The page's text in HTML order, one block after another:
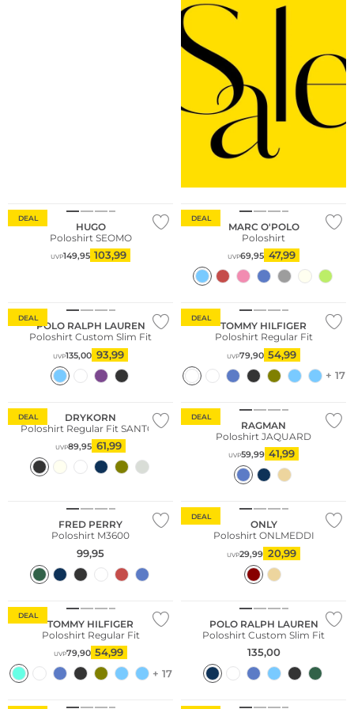
DEAL
HUGO
Poloshirt SEOMO
UVP149,95 103,99
DEAL
Nachhaltig
MARC O'POLO
Poloshirt
UVP69,95 47,99
DEAL
POLO RALPH LAUREN
Poloshirt Custom Slim Fit
UVP135,00 93,99
DEAL
Nachhaltig
TOMMY HILFIGER
Poloshirt Regular Fit
UVP79,90 54,99
+ 17
DEAL
DRYKORN
Poloshirt Regular Fit SANTOS
UVP89,95 61,99
DEAL
RAGMAN
Poloshirt JAQUARD
UVP59,99 41,99
FRED PERRY
Poloshirt M3600
99,95
DEAL
ONLY
Poloshirt ONLMEDDI
UVP29,99 20,99
DEAL
Nachhaltig
TOMMY HILFIGER
Poloshirt Regular Fit
UVP79,90 54,99
+ 17
POLO RALPH LAUREN
Poloshirt Custom Slim Fit
135,00
Nachhaltig Nachhaltig